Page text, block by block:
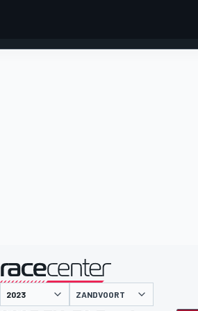
presentato da
ZANDVOORT